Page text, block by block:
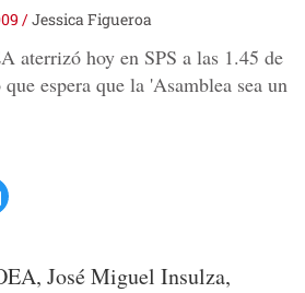
/Jessica Figueroa
aterrizó hoy en SPS a las 1.45 de
espera que la 'Asamblea sea un
José Miguel Insulza,